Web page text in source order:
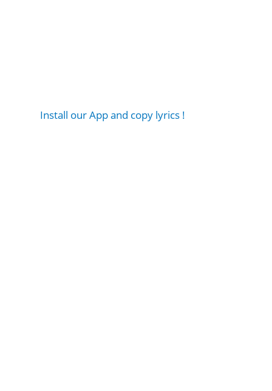
Install our App and copy lyrics !